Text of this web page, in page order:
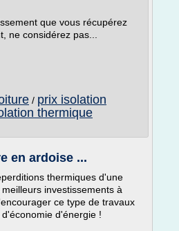
que vous récupérez
ne considérez pas...
/ prix isolation
thermique
en ardoise ...
thermiques d'une
investissements à
ce type de travaux
d'énergie !